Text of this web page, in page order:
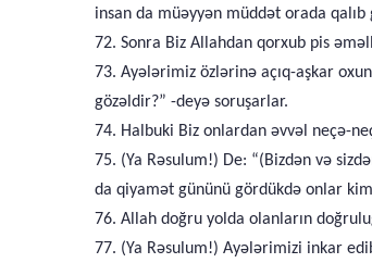
insan da müəyyən müddət orada qalıb
72. Sonra Biz Allahdan qorxub pis
73. Ayələrimiz özlərinə açıq-aşkar
gözəldir?” -deyə soruşarlar.
74. Halbuki Biz onlardan əvvəl neçə-
75. (Ya Rəsulum!) De: “(Bizdən və
da qiyamət gününü gördükdə onlar
76. Allah doğru yolda olanların
77. (Ya Rəsulum!) Ayələrimizi inkar